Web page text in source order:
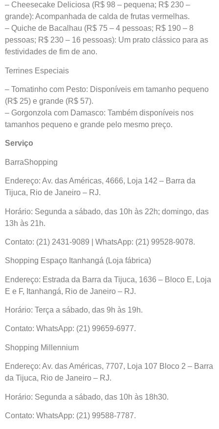
– Cheesecake Deliciosa (R$ 98 – pequena; R$ 230 –
grande): Acompanhada de calda de frutas vermelhas.
– Quiche de Bacalhau (R$ 75 – 4 pessoas; R$ 190 – 8
pessoas; R$ 230 – 16 pessoas): Um prato clássico para as
festividades de fim de ano.
Terrines Especiais
– Tomatinho com Pesto: Disponíveis em tamanho pequeno
(R$ 25) e grande (R$ 57).
– Gorgonzola com Damasco: Também disponíveis nos
tamanhos pequeno e grande pelo mesmo preço.
Serviço
BarraShopping
Endereço: Av. das Américas, 4666, Loja 142 – Barra da
Tijuca, Rio de Janeiro – RJ.
Horário: Segunda a sábado, das 10h às 22h; domingo, das
13h às 21h.
Contato: (21) 2431-9089 | WhatsApp: (21) 99528-9078.
Shopping Espaço Itanhangá (Loja fábrica)
Endereço: Estrada da Barra da Tijuca, 1636 – Bloco E, Loja
E e F, Itanhangá, Rio de Janeiro – RJ.
Horário: Terça a sábado, das 9h às 19h.
Contato: WhatsApp: (21) 99659-6977.
Shopping Millennium
Endereço: Av. das Américas, 7707, Loja 107 Bloco 2 – Barra
da Tijuca, Rio de Janeiro – RJ.
Horário: Segunda a sábado, das 10h às 18h30.
Contato: WhatsApp: (21) 99588-7787.